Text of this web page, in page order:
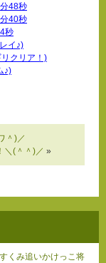
48秒
40秒
秒
イ♪)
クリア！)
♪)
＾)／
＼(＾＾)／ »
くみ追いかけっこ将